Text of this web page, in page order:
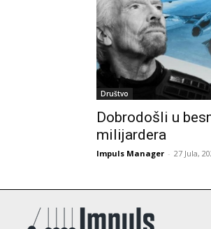
Društvo
Dobrodošli u
milijardera
Impuls Manager - 27 Jula,